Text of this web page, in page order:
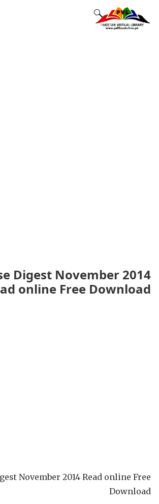
Digest November 2014
online Free Download
November 2014 Read online Free
Download